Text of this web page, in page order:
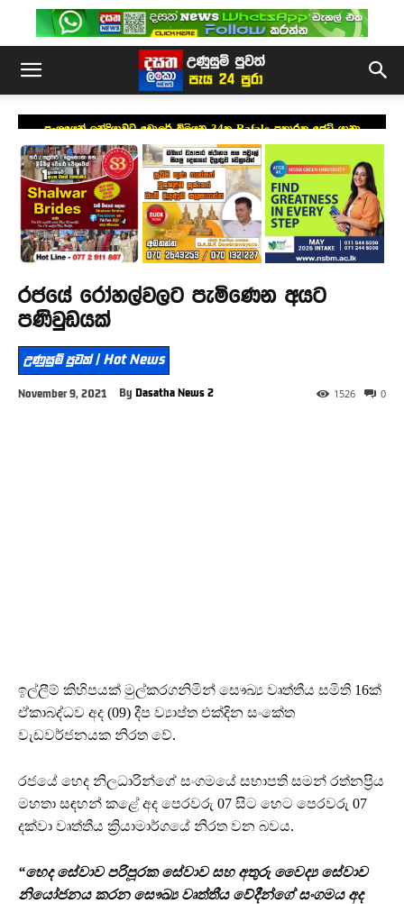
ප්‍රංශයෙන් ඉන්දියාවට ඩොලර් බිලියන 34ක Rafale ප්‍රහාරක ජෙට් යානා
යෝජනාවක්
රජයේ රෝහල්වලට පැමිණෙන අයට
පණිවුඩයක්
උණුසුම් පුවත් | Hot News
November 9, 2021 By Dasatha News 2 0
1526
ඉල්ලීම් කිහිපයක් මුල්කරගනිමින් සෞඛ්‍ය වෘත්තීය සමිති 16ක්
ඒකාබද්ධව අද (09) දීප ව්‍යාප්ත එක්දින සංකේත
වැඩවර්ජනයක නිරත වේ.
රජයේ හෙද නිලධාරින්ගේ සංගමයේ සභාපති සමන් රත්නප්‍රිය
මහතා සඳහන් කළේ අද පෙරවරු 07 සිට හෙට පෙරවරු 07
දක්වා ‍වෘත්තීය ක්‍රියාමාර්ගයේ නිරත වන බවය.
“හෙද සේවාව පරිපූරක සේවාව සහ අතුරු වෛද්‍ය සේවාව
නියෝජනය කරන සෞඛ්‍ය වෘත්තීය වේදීන්ගේ සංගමය අද